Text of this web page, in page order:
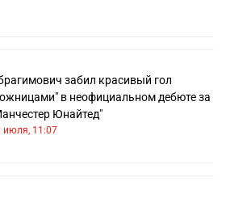
забил красивый гол
в неофициальном дебюте за
Юнайтед"
июля, 11:07